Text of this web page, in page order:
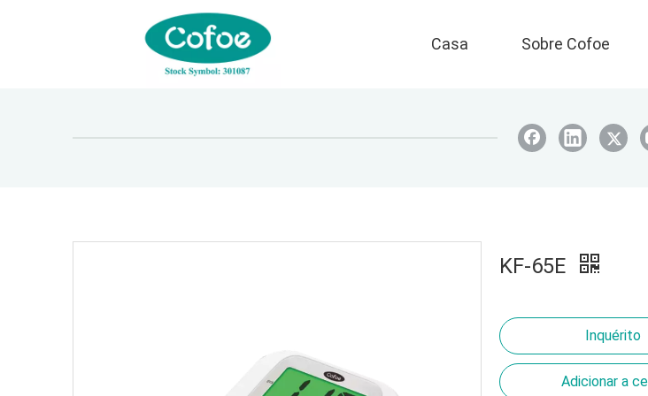
Casa Sobre Cofoe
KF-65E
Inquérito
Adicionar a